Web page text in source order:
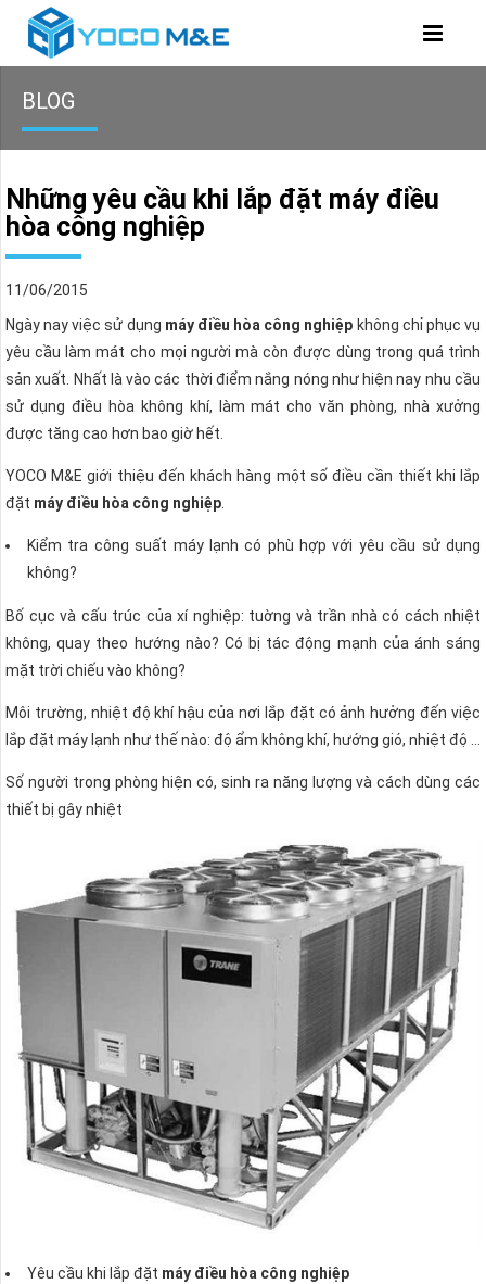
BLOG
Những yêu cầu khi lắp đặt máy điều
hòa công nghiệp
11/06/2015
Ngày nay việc sử dụng máy điều hòa công nghiệp không chỉ phục vụ
yêu cầu làm mát cho mọi người mà còn được dùng trong quá trình
sản xuất. Nhất là vào các thời điểm nắng nóng như hiện nay nhu cầu
sử dụng điều hòa không khí, làm mát cho văn phòng, nhà xưởng
được tăng cao hơn bao giờ hết.
YOCO M&E giới thiệu đến khách hàng một số điều cần thiết khi lắp
đặt máy điều hòa công nghiệp
Kiểm tra công suất máy lạnh có phù hợp với yêu cầu sử dụng
không?
Bố cục và cấu trúc của xí nghiệp: tuờng và trần nhà có cách nhiệt
không, quay theo hướng nào? Có bị tác động mạnh của ánh sáng
mặt trời chiếu vào không?
Môi trường, nhiệt độ khí hậu của nơi lắp đặt có ảnh hưởng đến việc
lắp đặt máy lạnh như thế nào: độ ẩm không khí, hướng gió, nhiệt độ …
Số người trong phòng hiện có, sinh ra năng lượng và cách dùng các
thiết bị gây nhiệt
Yêu cầu khi lắp đặt máy điều hòa công nghiệp